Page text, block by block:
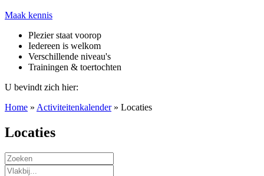
Maak kennis
Plezier staat voorop
Iedereen is welkom
Verschillende niveau's
Trainingen & toertochten
U bevindt zich hier:
Home » Activiteitenkalender» Locaties
Locaties
Zoeken
Vlakbij...